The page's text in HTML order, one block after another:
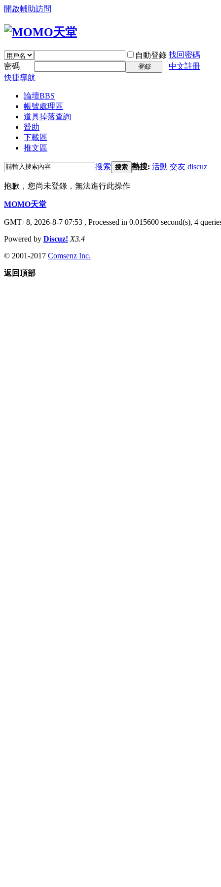
開啟輔助訪問
自動登錄 找回密碼
密碼
登錄
中文註冊
快捷導航
論壇BBS
帳號處理區
道具掉落查詢
贊助
下載區
推文區
搜索 搜索 熱搜: 活動 交友 discuz
抱歉，您尚未登錄，無法進行此操作
MOMO天堂
GMT+8, 2026-8-7 07:53 , Processed in 0.015600 second(s), 4
Powered by Discuz! X3.4
© 2001-2017 Comsenz Inc.
返回頂部